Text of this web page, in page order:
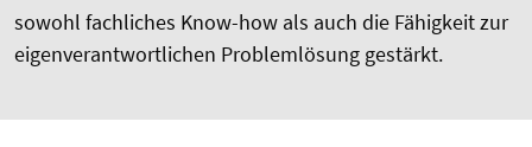
sowohl fachliches Know-how als auch die Fähigkeit zur
eigenverantwortlichen Problemlösung gestärkt.